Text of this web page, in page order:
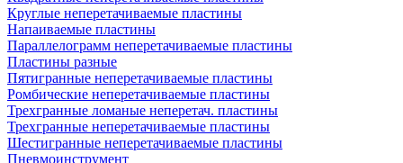
Круглые неперетачиваемые пластины
Напаиваемые пластины
Параллелограмм неперетачиваемые пластины
Пластины разные
Пятигранные неперетачиваемые пластины
Ромбические неперетачиваемые пластины
Трехгранные ломаные неперетач. пластины
Трехгранные неперетачиваемые пластины
Шестигранные неперетачиваемые пластины
Пневмоинструмент